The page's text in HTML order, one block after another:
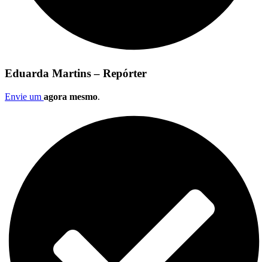
Eduarda Martins – Repórter
Envie um agora mesmo.